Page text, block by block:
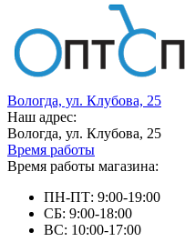
Вологда, ул. Клубова, 25
Наш адрес:
Вологда, ул. Клубова, 25
Время работы
Время работы магазина:
ПН-ПТ: 9:00-19:00
СБ: 9:00-18:00
ВС: 10:00-17:00